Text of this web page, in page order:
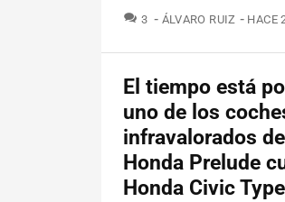
3 COMENTARIOS
ÁLVARO RUIZ HACE
El tiempo está
uno de los
infravalorados
Honda Prelude
Honda Civic